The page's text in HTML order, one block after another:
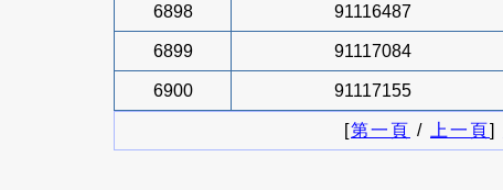
6898 91116487
6899 91117084
6900 91117155
[第一頁 / 上一頁]